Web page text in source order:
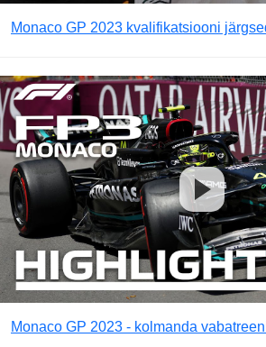
Monaco GP 2023 kvalifikatsiooni
Monaco GP 2023 - kolmanda